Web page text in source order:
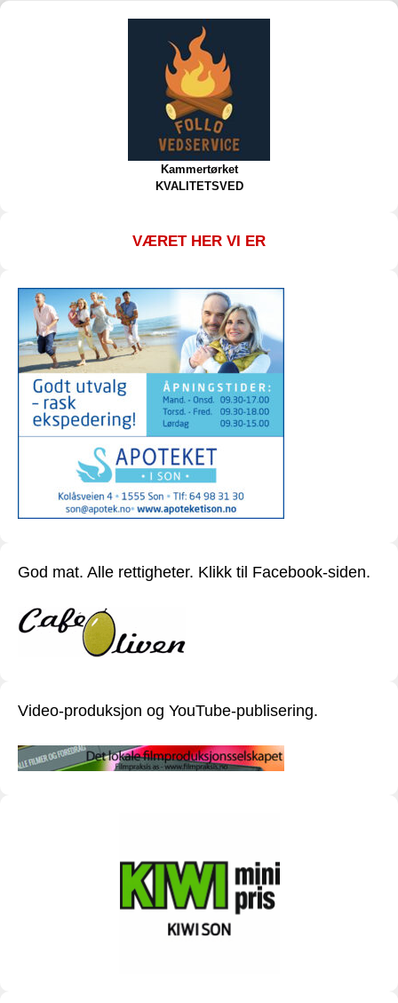
Kammertørket
KVALITETSVED
VÆRET HER VI ER
God mat. Alle rettigheter. Klikk til Facebook-siden.
Video-produksjon og YouTube-publisering.